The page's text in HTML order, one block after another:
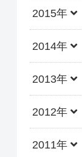
2015年
2014年
2013年
2012年
2011年